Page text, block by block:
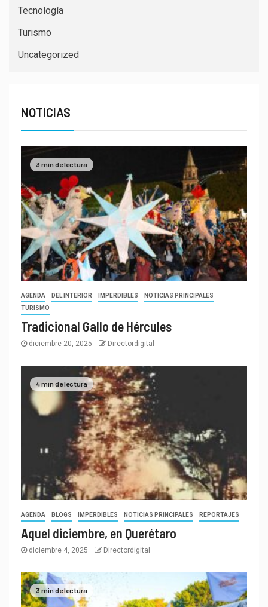
Tecnología
Turismo
Uncategorized
NOTICIAS
3 min de lectura
AGENDA DEL INTERIOR IMPERDIBLES
NOTICIAS PRINCIPALES
TURISMO
Tradicional Gallo de Hércules
diciembre 20, 2025 Directordigital
4 min de lectura
AGENDA BLOGS IMPERDIBLES NOTICIAS PRINCIPALES REPORTAJES
Aquel diciembre, en Querétaro
diciembre 4, 2025 Directordigital
3 min de lectura